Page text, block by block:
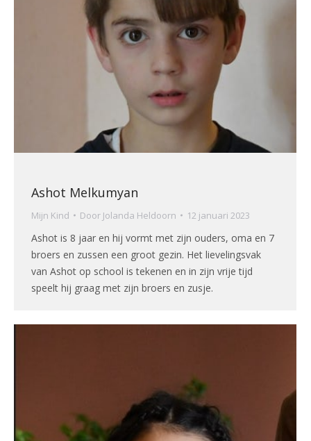
Ashot Melkumyan
Mijn Kind Door Jolanda Heldoorn 12 januari 2023
Ashot is 8 jaar en hij vormt met zijn ouders, oma en 7
broers en zussen een groot gezin. Het lievelingsvak
van Ashot op school is tekenen en in zijn vrije tijd
speelt hij graag met zijn broers en zusje.